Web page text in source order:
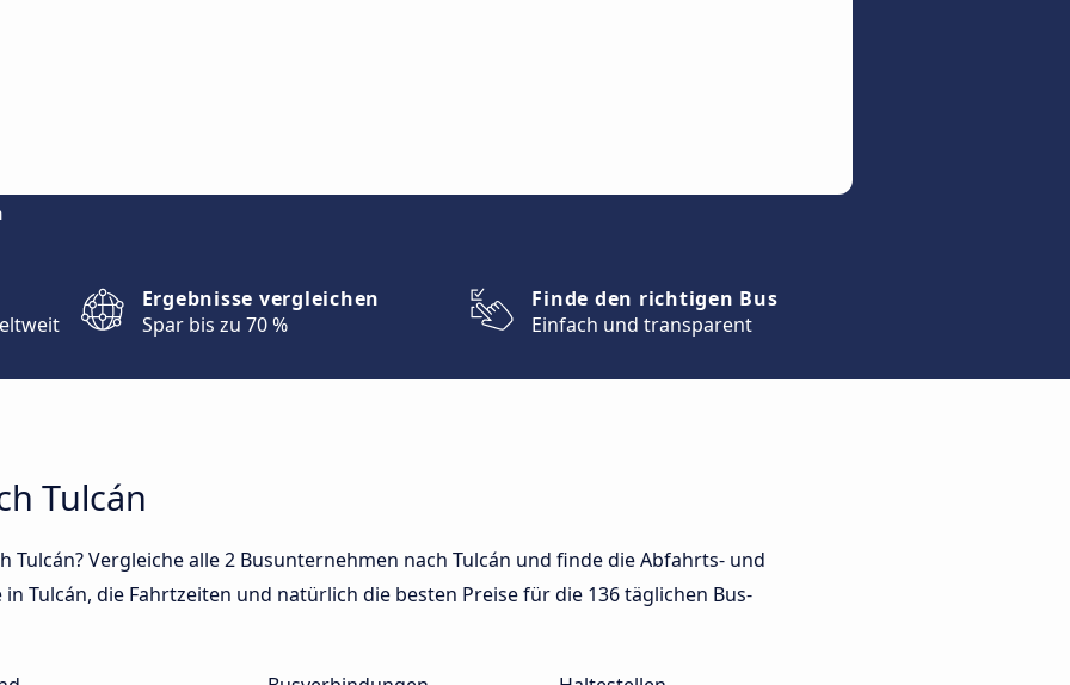
Ergebnisse vergleichen
Spar bis zu 70 %
Finde den richtigen Bus
Einfach und transparent
Tulcán
Tulcán? Vergleiche alle 2 Busunternehmen nach Tulcán und finde die Abfahrts- und
Tulcán, die Fahrtzeiten und natürlich die besten Preise für die 136 täglichen Bus-